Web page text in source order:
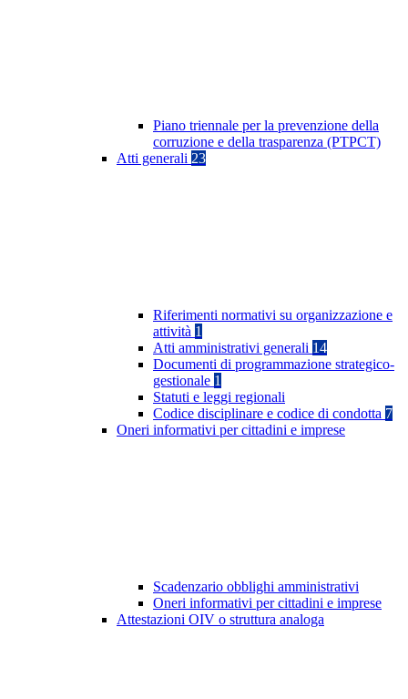
Piano triennale per la prevenzione della
corruzione e della trasparenza (PTPCT)
Atti generali 23
Riferimenti normativi su organizzazione e
attività 1
Atti amministrativi generali 14
Documenti di programmazione strategico-
gestionale 1
Statuti e leggi regionali
Codice disciplinare e codice di condotta 7
Oneri informativi per cittadini e imprese
Scadenzario obblighi amministrativi
Oneri informativi per cittadini e imprese
Attestazioni OIV o struttura analoga